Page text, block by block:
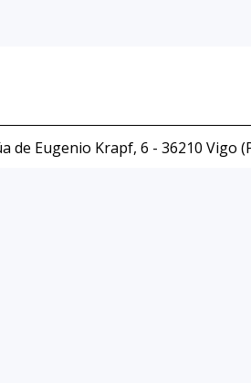
de Eugenio Krapf, 6 - 36210 Vigo